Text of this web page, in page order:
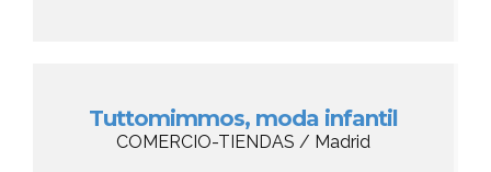
Tuttomimmos, moda infantil
COMERCIO-TIENDAS / Madrid